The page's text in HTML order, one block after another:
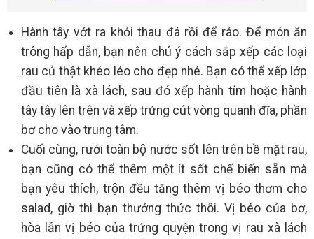
Hành tây vớt ra khỏi thau đá rồi để ráo. Để món ăn
trông hấp dẫn, bạn nên chú ý cách sắp xếp các loại
rau củ thật khéo léo cho đẹp nhé. Bạn có thể xếp lớp
đầu tiên là xà lách, sau đó xếp hành tím hoặc hành
tây tây lên trên và xếp trứng cút vòng quanh đĩa, phần
bơ cho vào trung tâm.
Cuối cùng, rưới toàn bộ nước sốt lên trên bề mặt rau,
bạn cũng có thể thêm một ít sốt chế biến sẵn mà
bạn yêu thích, trộn đều tăng thêm vị béo thơm cho
salad, giờ thì bạn thưởng thức thôi. Vị béo của bơ,
hòa lẫn vị béo của trứng quyện trong vị rau xà lách